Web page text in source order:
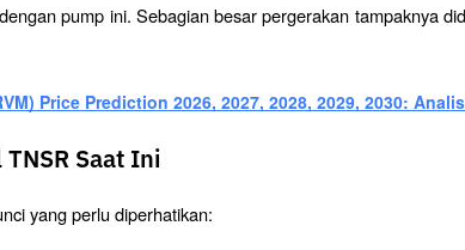
pump ini. Sebagian besar pergerakan tampaknya
Price Prediction 2026, 2027, 2028, 2029, 2030:
Saat Ini
yang perlu diperhatikan: